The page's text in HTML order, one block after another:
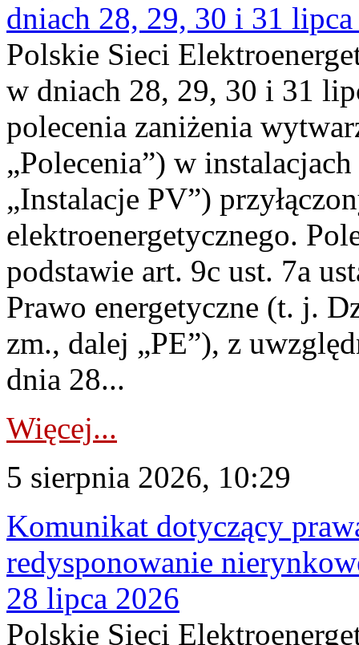
dniach 28, 29, 30 i 31
Polskie Sieci
w dniach 28, 29, 30 i 31
polecenia zaniżenia
„Polecenia”) w
„Instalacje PV”)
elektroenergetycznego.
podstawie art. 9c ust. 7a
Prawo energetyczne (t. j.
zm., dalej „PE”), z
dnia 28...
Więcej...
5 sierpnia 2026, 10:29
Komunikat dotyczący
redysponowanie
28 lipca 2026
Polskie Sieci